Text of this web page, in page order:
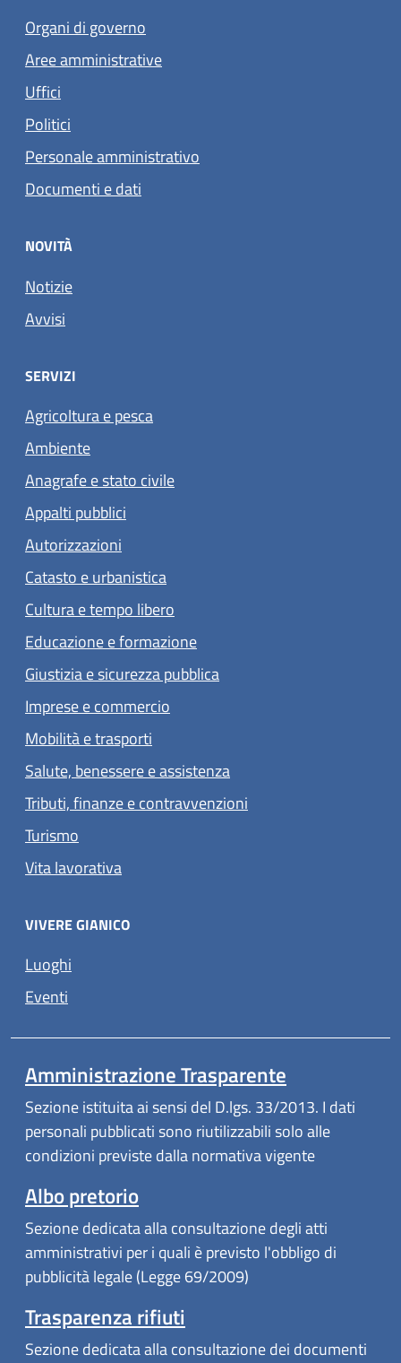
Organi di governo
Aree amministrative
Uffici
Politici
Personale amministrativo
Documenti e dati
NOVITÀ
Notizie
Avvisi
SERVIZI
Agricoltura e pesca
Ambiente
Anagrafe e stato civile
Appalti pubblici
Autorizzazioni
Catasto e urbanistica
Cultura e tempo libero
Educazione e formazione
Giustizia e sicurezza pubblica
Imprese e commercio
Mobilità e trasporti
Salute, benessere e assistenza
Tributi, finanze e contravvenzioni
Turismo
Vita lavorativa
VIVERE GIANICO
Luoghi
Eventi
Amministrazione Trasparente
Sezione istituita ai sensi del D.lgs. 33/2013. I dati
personali pubblicati sono riutilizzabili solo alle
condizioni previste dalla normativa vigente
Albo pretorio
Sezione dedicata alla consultazione degli atti
amministrativi per i quali è previsto l'obbligo di
pubblicità legale (Legge 69/2009)
Trasparenza rifiuti
Sezione dedicata alla consultazione dei documenti